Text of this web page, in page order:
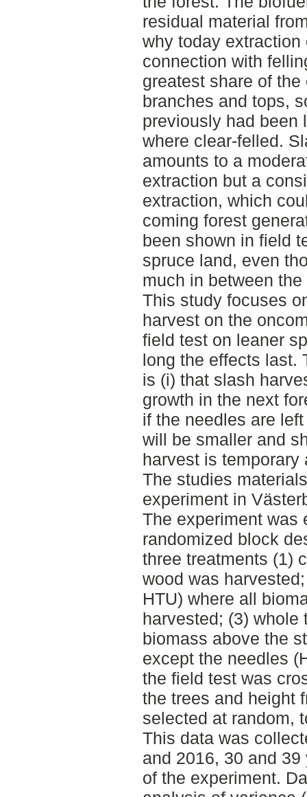
residual material
why today
connection with
greatest share of
branches and tops,
previously had been
where clear-felled.
amounts to a
extraction but a
extraction, which
coming forest
been shown in field
spruce land, even
much in between the
This study focuses
harvest on the
field test on leaner
long the effects last.
is (i) that slash
growth in the next
if the needles are
will be smaller and
harvest is temporary
The studies
experiment in
The experiment was
randomized block
three treatments (1)
wood was
HTU) where all
harvested; (3) whole
biomass above the
except the needles
the field test was
the trees and height
selected at random,
This data was
and 2016, 30 and
of the experiment.